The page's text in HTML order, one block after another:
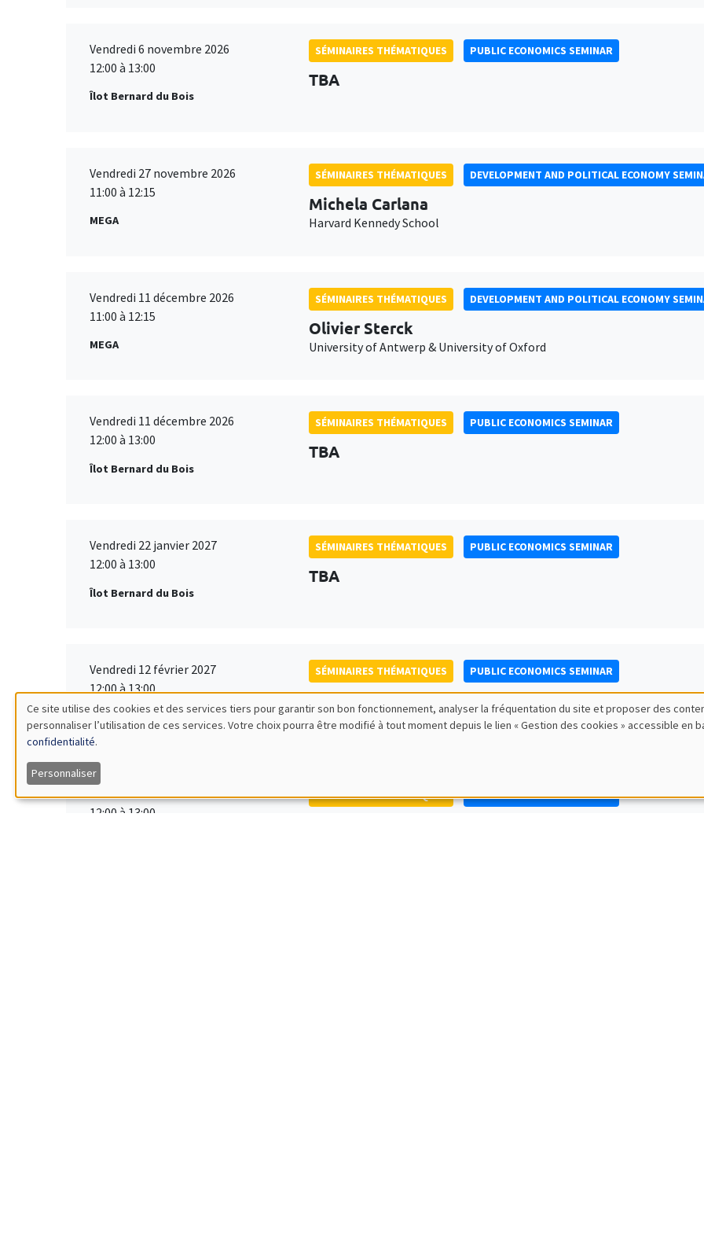
Vendredi 6 novembre 2026
12:00 à 13:00
Îlot Bernard du Bois
SÉMINAIRES THÉMATIQUES PUBLIC ECONOMICS SEMINAR
TBA
Vendredi 27 novembre 2026
11:00 à 12:15
MEGA
SÉMINAIRES THÉMATIQUES DEVELOPMENT AND POLITICAL ECONOMY
Michela Carlana
Harvard Kennedy School
Vendredi 11 décembre 2026
11:00 à 12:15
MEGA
SÉMINAIRES THÉMATIQUES DEVELOPMENT AND POLITICAL ECONOMY
Olivier Sterck
University of Antwerp & University of Oxford
Vendredi 11 décembre 2026
12:00 à 13:00
Îlot Bernard du Bois
SÉMINAIRES THÉMATIQUES PUBLIC ECONOMICS SEMINAR
TBA
Vendredi 22 janvier 2027
12:00 à 13:00
Îlot Bernard du Bois
SÉMINAIRES THÉMATIQUES PUBLIC ECONOMICS SEMINAR
TBA
Vendredi 12 février 2027
12:00 à 13:00
Îlot Bernard du Bois
SÉMINAIRES THÉMATIQUES PUBLIC ECONOMICS SEMINAR
TBA
Vendredi 19 mars 2027
12:00 à 13:00
SÉMINAIRES THÉMATIQUES PUBLIC ECONOMICS SEMINAR
Utilisation
des
données
Ce site utilise des cookies et des services tiers pour garantir son bon fonctionnement, analyser la fréquentation du site et proposer des
personnaliser l’utilisation de ces services. Votre choix pourra être modifié à tout moment depuis le lien « Gestion des cookies » accessible en
confidentialité.
Personnaliser